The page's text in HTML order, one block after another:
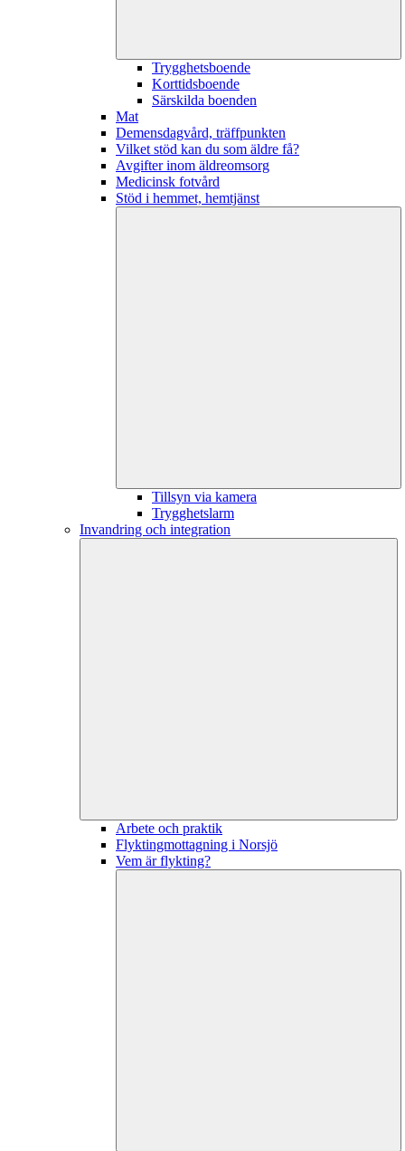
Trygghetsboende
Korttidsboende
Särskilda boenden
Mat
Demensdagvård, träffpunkten
Vilket stöd kan du som äldre få?
Avgifter inom äldreomsorg
Medicinsk fotvård
Stöd i hemmet, hemtjänst
Tillsyn via kamera
Trygghetslarm
Invandring och integration
Arbete och praktik
Flyktingmottagning i Norsjö
Vem är flykting?